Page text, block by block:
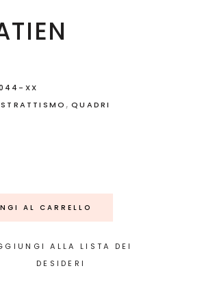
XX
,QUADRI
AL CARRELLO
ALLA LISTA DEI
DESIDERI